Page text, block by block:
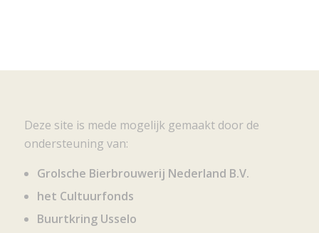
Deze site is mede mogelijk gemaakt door de
ondersteuning van:
Grolsche Bierbrouwerij Nederland B.V.
het Cultuurfonds
Buurtkring Usselo